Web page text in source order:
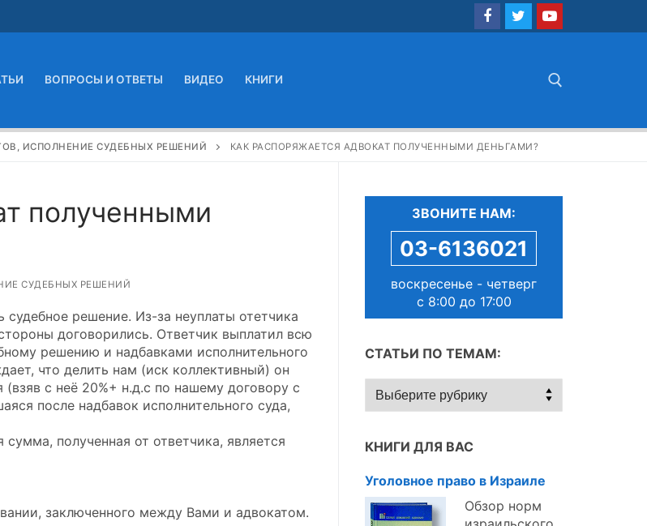
ВОПРОСЫ И ОТВЕТЫ ВИДЕО КНИГИ
Найти:
ИСПОЛНЕНИЕ СУДЕБНЫХ РЕШЕНИЙ КАК РАСПОРЯЖАЕТСЯ АДВОКАТ ПОЛУЧЕННЫМИ ДЕНЬГАМИ?
полученными
СУДЕБНЫХ РЕШЕНИЙ
решение. Из-за неуплаты отетчика
договорились. Ответчик выплатил всю
решению и надбавками исполнительного
что делить нам (иск коллективный) он
с неё 20%+ н.д.с по нашему договору с
после надбавок исполнительного суда,
полученная от ответчика, является
заключенного между Вами и адвокатом.
ЗВОНИТЕ НАМ:
03-6136021
воскресенье - четверг
с 8:00 до 17:00
СТАТЬИ ПО ТЕМАМ:
Статьи
по
КНИГИ ДЛЯ ВАС
Уголовное право в Израиле
Обзор норм